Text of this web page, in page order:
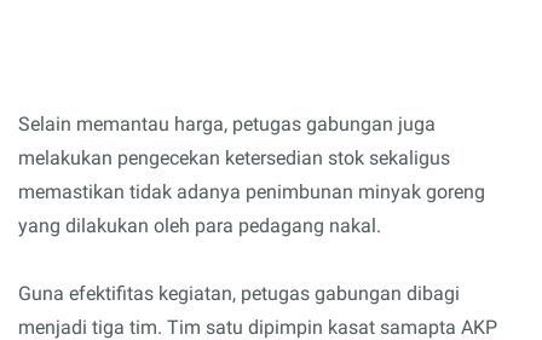
Selain memantau harga, petugas gabungan juga
melakukan pengecekan ketersedian stok sekaligus
memastikan tidak adanya penimbunan minyak goreng
yang dilakukan oleh para pedagang nakal.
Guna efektifitas kegiatan, petugas gabungan dibagi
menjadi tiga tim. Tim satu dipimpin kasat samapta AKP